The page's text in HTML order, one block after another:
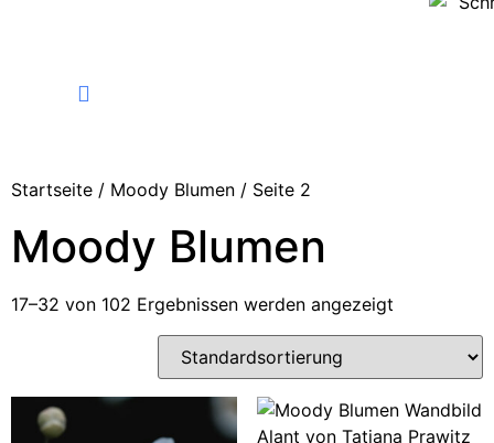
Startseite / Moody Blumen / Seite 2
Moody Blumen
17–32 von 102 Ergebnissen werden angezeigt